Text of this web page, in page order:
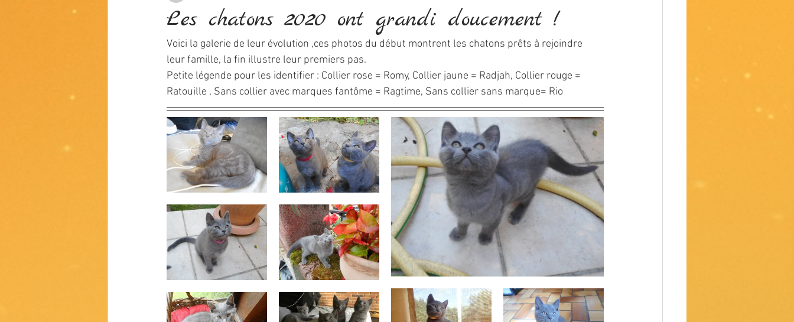
Les chatons 2020 ont grandi doucement !
Voici la galerie de leur évolution ,ces photos du début montrent les chatons prêts à rejoindre
leur famille, la fin illustre leur premiers pas.
Petite légende pour les identifier : Collier rose = Romy, Collier jaune = Radjah, Collier rouge =
Ratouille , Sans collier avec marques fantôme = Ragtime, Sans collier sans marque= Rio